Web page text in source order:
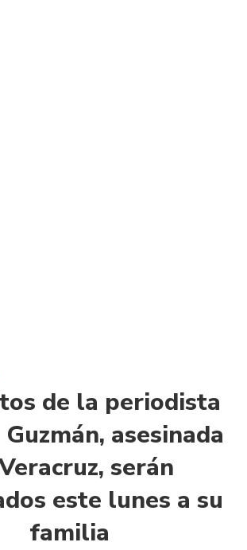
de la periodista
asesinada
serán
este lunes a su
familia